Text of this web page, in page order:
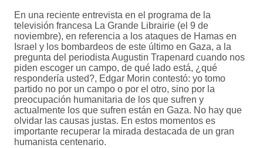
En una reciente entrevista en el programa de la
televisión francesa La Grande Librairie (el 9 de
noviembre), en referencia a los ataques de Hamas en
Israel y los bombardeos de este último en Gaza, a la
pregunta del periodista Augustin Trapenard cuando nos
piden escoger un campo, de qué lado está, ¿qué
respondería usted?, Edgar Morin contestó: yo tomo
partido no por un campo o por el otro, sino por la
preocupación humanitaria de los que sufren y
actualmente los que sufren están en Gaza. No hay que
olvidar las causas justas. En estos momentos es
importante recuperar la mirada destacada de un gran
humanista centenario.